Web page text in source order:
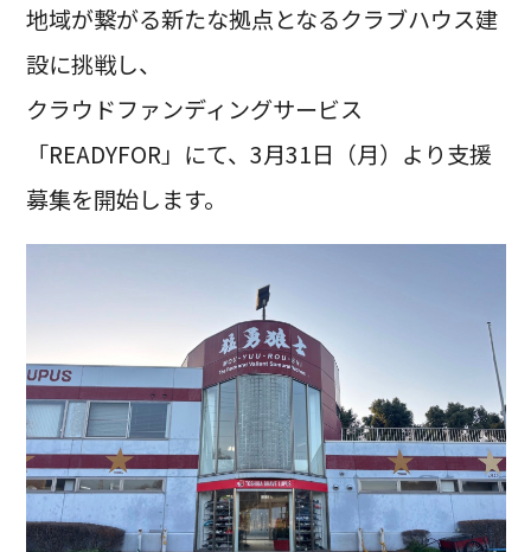
地域が繋がる新たな拠点となるクラブハウス建
設に挑戦し、
クラウドファンディングサービス
「READYFOR」にて、3月31日（月）より支援
募集を開始します。